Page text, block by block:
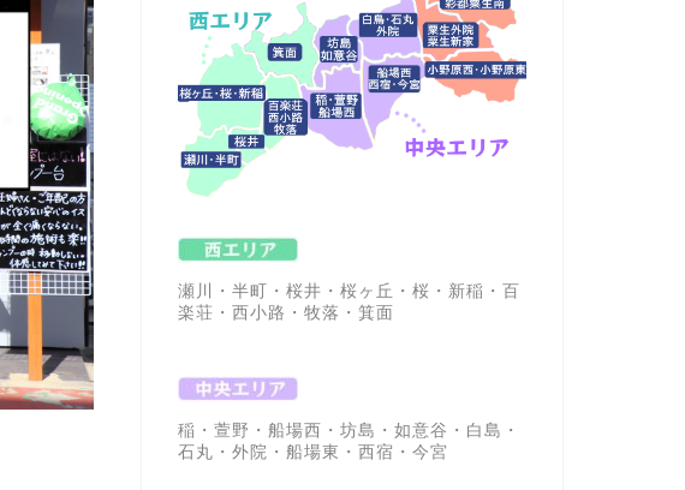
瀬川・半町・桜井・桜ヶ丘・桜・新稲・百
楽荘・西小路・牧落・箕面
稲・萱野・船場西・坊島・如意谷・白島・
石丸・外院・船場東・西宿・今宮